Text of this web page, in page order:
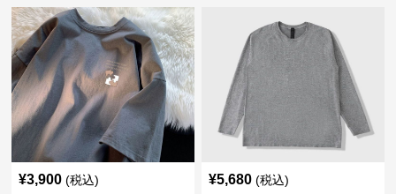
¥3,900 (税込) ¥5,680 (税込)